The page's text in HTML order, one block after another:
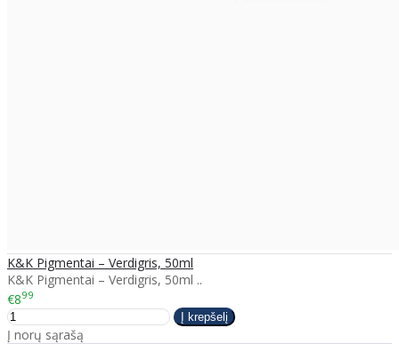
K&K Pigmentai – Verdigris, 50ml
K&K Pigmentai – Verdigris, 50ml ..
€899
Į norų sąrašą